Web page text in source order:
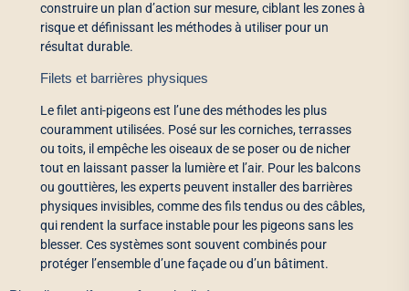
construire un plan d’action sur mesure, ciblant les zones à
risque et définissant les méthodes à utiliser pour un
résultat durable.
Filets et barrières physiques
Le filet anti-pigeons est l’une des méthodes les plus
couramment utilisées. Posé sur les corniches, terrasses
ou toits, il empêche les oiseaux de se poser ou de nicher
tout en laissant passer la lumière et l’air. Pour les balcons
ou gouttières, les experts peuvent installer des barrières
physiques invisibles, comme des fils tendus ou des câbles,
qui rendent la surface instable pour les pigeons sans les
blesser. Ces systèmes sont souvent combinés pour
protéger l’ensemble d’une façade ou d’un bâtiment.